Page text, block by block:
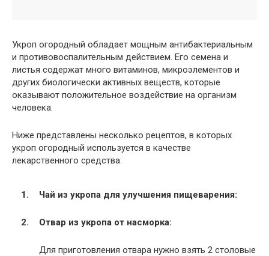
Укроп огородный обладает мощным антибактериальным
и противовоспалительным действием. Его семена и
листья содержат много витаминов, микроэлементов и
других биологически активных веществ, которые
оказывают положительное воздействие на организм
человека.
Ниже представлены несколько рецептов, в которых
укроп огородный используется в качестве
лекарственного средства:
Чай из укропа для улучшения пищеварения:
Отвар из укропа от насморка:
Для приготовления отвара нужно взять 2 столовые